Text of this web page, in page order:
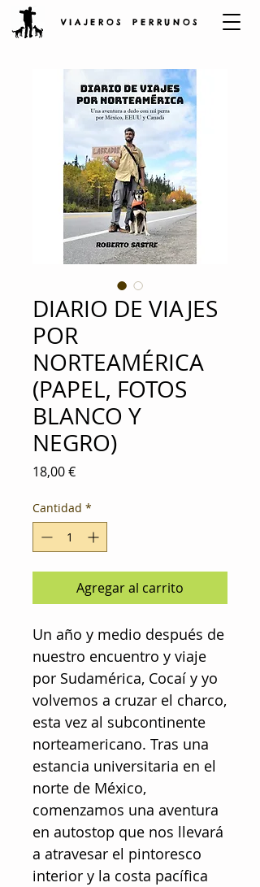
V I A J E R O S P E R R U N O S
DIARIO DE VIAJES
POR
NORTEAMÉRICA
(PAPEL, FOTOS
BLANCO Y
NEGRO)
18,00 €Precio
Cantidad *
Agregar al carrito
Un año y medio después de
nuestro encuentro y viaje
por Sudamérica, Cocaí y yo
volvemos a cruzar el charco,
esta vez al subcontinente
norteamericano. Tras una
estancia universitaria en el
norte de México,
comenzamos una aventura
en autostop que nos llevará
a atravesar el pintoresco
interior y la costa pacífica